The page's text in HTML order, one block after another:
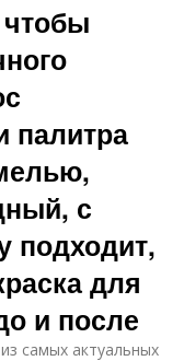
палитра
с
подходит,
для
и после
самых актуальных